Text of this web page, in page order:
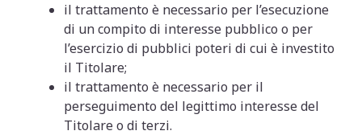
il trattamento è necessario per l’esecuzione
di un compito di interesse pubblico o per
l’esercizio di pubblici poteri di cui è investito
il Titolare;
il trattamento è necessario per il
perseguimento del legittimo interesse del
Titolare o di terzi.